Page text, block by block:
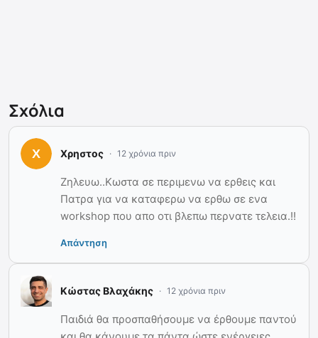
Σχόλια
Χρηστος 12 χρόνια πριν
Ζηλευω..Κωστα σε περιμενω να ερθεις και
Πατρα για να καταφερω να ερθω σε ενα
workshop που απο οτι βλεπω περνατε τελεια.!!
Απάντηση
Κώστας Βλαχάκης 12 χρόνια πριν
Παιδιά θα προσπαθήσουμε να έρθουμε παντού